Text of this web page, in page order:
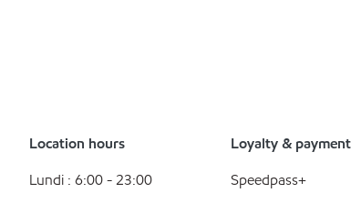
Location hours
Lundi : 6:00 - 23:00
Loyalty &
Speedpass+